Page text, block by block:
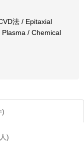
法 / Epitaxial
/ Chemical
)
人)